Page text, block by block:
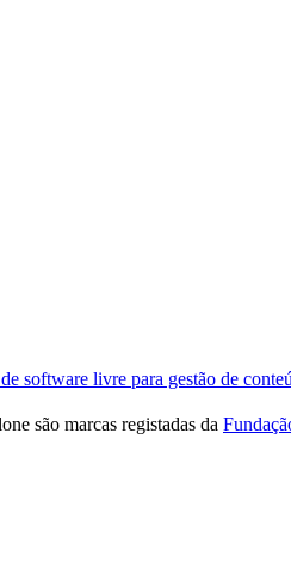
software livre para gestão de
são marcas registadas da